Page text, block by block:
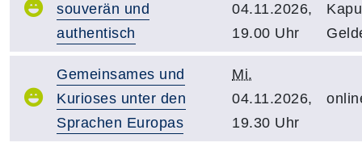
souverän und
authentisch
04.11.2026,
19.00 Uhr
Gemeinsames und
Kurioses unter den
Sprachen Europas
Mi.
04.11.2026,
19.30 Uhr